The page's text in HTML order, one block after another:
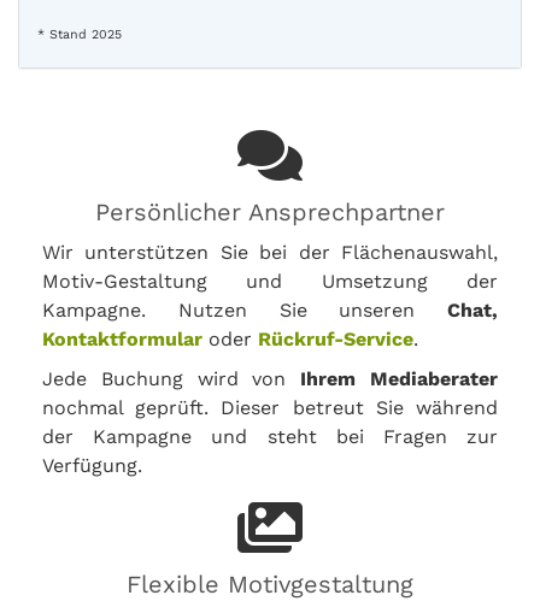
* Stand 2025
Persönlicher Ansprechpartner
Wir unterstützen Sie bei der Flächenauswahl,
Motiv-Gestaltung und Umsetzung der
Kampagne. Nutzen Sie unseren Chat,
Kontaktformular oder Rückruf-Service.
Jede Buchung wird von Ihrem Mediaberater
nochmal geprüft. Dieser betreut Sie während
der Kampagne und steht bei Fragen zur
Verfügung.
Flexible Motivgestaltung